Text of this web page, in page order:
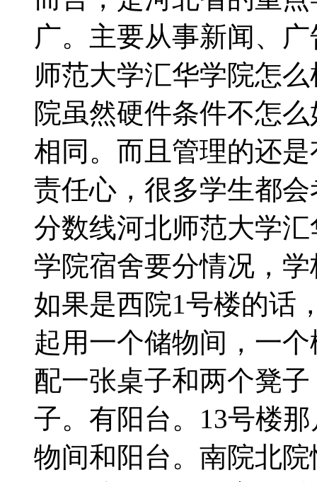
广。主要从事新闻、
师范大学汇华学院怎
院虽然硬件条件不怎
相同。而且管理的还
责任心，很多学生都
分数线河北师范大学
学院宿舍要分情况，
如果是西院1号楼的话
起用一个储物间，一
配一张桌子和两个凳
子。有阳台。13号楼
物间和阳台。南院北